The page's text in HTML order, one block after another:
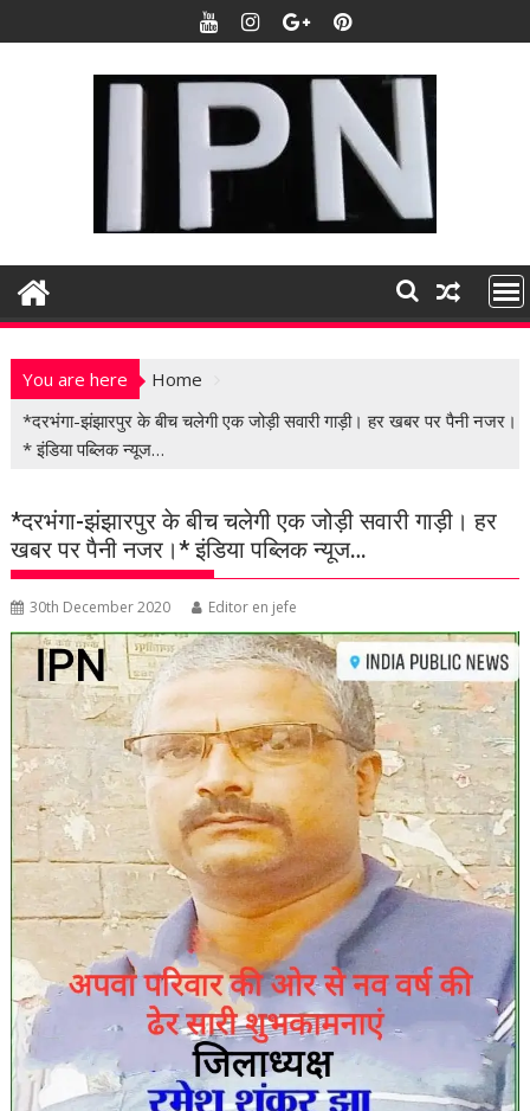
k
t
n
You are here
Home
*दरभंगा-झंझारपुर के बीच चलेगी एक जोड़ी सवारी गाड़ी। हर खबर पर पैनी नजर।
* इंडिया पब्लिक न्यूज…
*दरभंगा-झंझारपुर के बीच चलेगी एक जोड़ी सवारी गाड़ी। हर
खबर पर पैनी नजर।* इंडिया पब्लिक न्यूज…
30th December 2020 Editor en jefe